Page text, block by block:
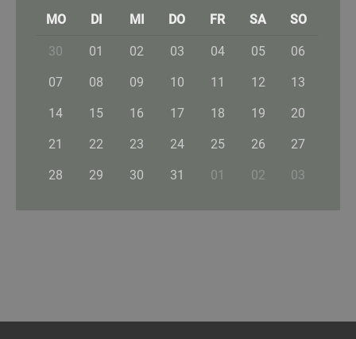
MO DI MI DO FR SA SO
30 01 02 03 04 05 06
07 08 09 10 11 12 13
14 15 16 17 18 19 20
21 22 23 24 25 26 27
28 29 30 31 01 02 03